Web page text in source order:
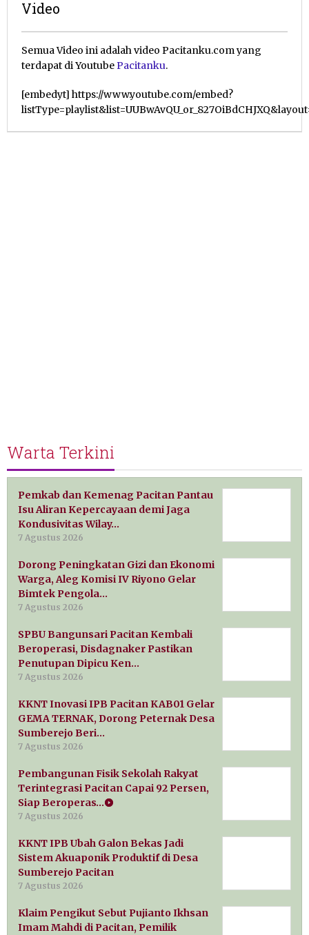
Video
18
Juli
2019
Pacitanku
Semua Video ini adalah video Pacitanku.com yang
terdapat di YoutubePacitanku.
[embedyt] https://www.youtube.com/embed?
Warta Terkini
Pemkab dan Kemenag Pacitan Pantau
Isu Aliran Kepercayaan demi Jaga
Kondusivitas Wilay…
7 Agustus 2026
Dorong Peningkatan Gizi dan Ekonomi
Warga, Aleg Komisi IV Riyono Gelar
Bimtek Pengola…
7 Agustus 2026
SPBU Bangunsari Pacitan Kembali
Beroperasi, Disdagnaker Pastikan
Penutupan Dipicu Ken…
7 Agustus 2026
KKNT Inovasi IPB Pacitan KAB01 Gelar
GEMA TERNAK, Dorong Peternak Desa
Sumberejo Beri…
7 Agustus 2026
Pembangunan Fisik Sekolah Rakyat
Terintegrasi Pacitan Capai 92 Persen,
Siap Beroperas…
7 Agustus 2026
KKNT IPB Ubah Galon Bekas Jadi
Sistem Akuaponik Produktif di Desa
Sumberejo Pacitan
7 Agustus 2026
Klaim Pengikut Sebut Pujianto Ikhsan
Imam Mahdi di Pacitan, Pemilik